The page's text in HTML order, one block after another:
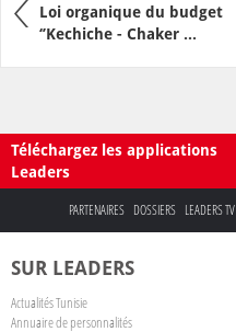
Loi organique du budget
‘’Kechiche - Chaker ...
Téléchargez les applications
Leaders
PARTENAIRES DOSSIERS LEADERS TV
SUR LEADERS
Actualités Tunisie
Annuaire de personnalités